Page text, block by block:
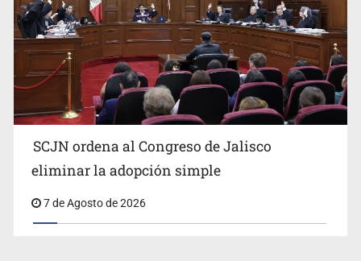
SCJN ordena al Congreso de Jalisco
eliminar la adopción simple
7 de Agosto de 2026